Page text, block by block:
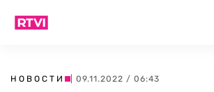
НОВОСТИ | 09.11.2022 / 06:43